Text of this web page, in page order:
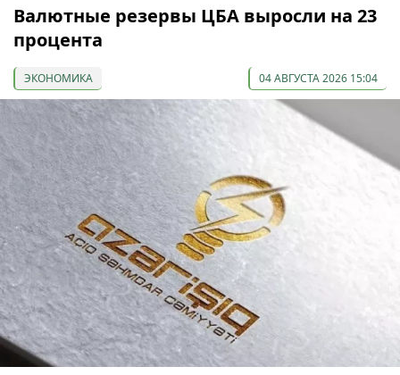
Валютные резервы ЦБА выросли на 23
процента
ЭКОНОМИКА 04 АВГУСТА 2026 15:04